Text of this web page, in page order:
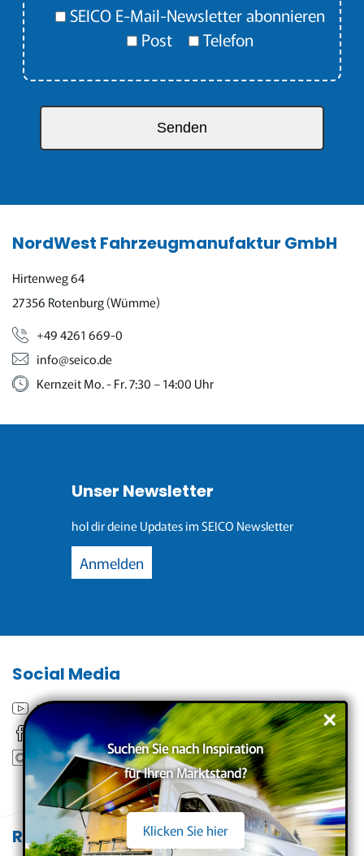
SEICO E-Mail-Newsletter abonnieren
Post
Telefon
NordWest Fahrzeugmanufaktur GmbH
Hirtenweg 64
27356 Rotenburg (Wümme)
+49 4261 669-0
info@seico.de
Kernzeit Mo. - Fr. 7:30 – 14:00 Uhr
Unser Newsletter
hol dir deine Updates im SEICO Newsletter
Anmelden
Social Media
YouTube
Facebook
Instagram
Rechtliches
×
Suchen Sie nach Inspiration
für Ihren Marktstand?
Klicken Sie hier